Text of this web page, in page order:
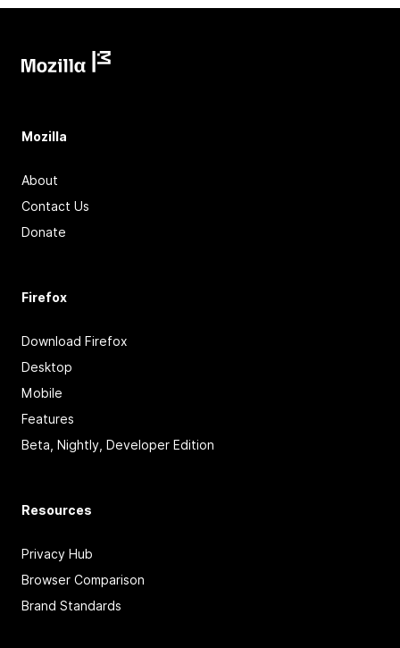
Mozilla
About
Contact Us
Donate
Firefox
Download Firefox
Desktop
Mobile
Features
Beta, Nightly, Developer Edition
Resources
Privacy Hub
Browser Comparison
Brand Standards